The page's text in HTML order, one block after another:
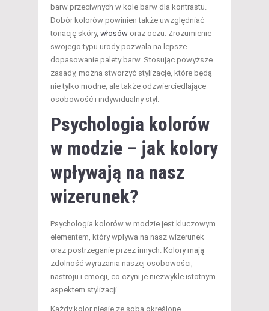
barw przeciwnych w kole barw dla kontrastu.
Dobór kolorów powinien także uwzględniać
tonację skóry, włosów oraz oczu. Zrozumienie
swojego typu urody pozwala na lepsze
dopasowanie palety barw. Stosując powyższe
zasady, można stworzyć stylizacje, które będą
nie tylko modne, ale także odzwierciedlające
osobowość i indywidualny styl.
Psychologia kolorów
w modzie – jak kolory
wpływają na nasz
wizerunek?
Psychologia kolorów w modzie jest kluczowym
elementem, który wpływa na nasz wizerunek
oraz postrzeganie przez innych. Kolory mają
zdolność wyrażania naszej osobowości,
nastroju i emocji, co czyni je niezwykle istotnym
aspektem stylizacji.
Każdy kolor niesie ze sobą określone